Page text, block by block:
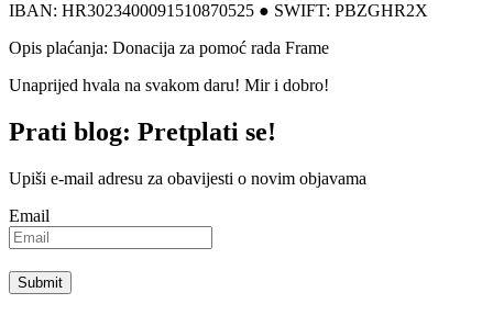
IBAN: HR3023400091510870525 ● SWIFT: PBZGHR2X
Opis plaćanja: Donacija za pomoć rada Frame
Unaprijed hvala na svakom daru! Mir i dobro!
Prati blog: Pretplati se!
Upiši e-mail adresu za obavijesti o novim objavama
Email